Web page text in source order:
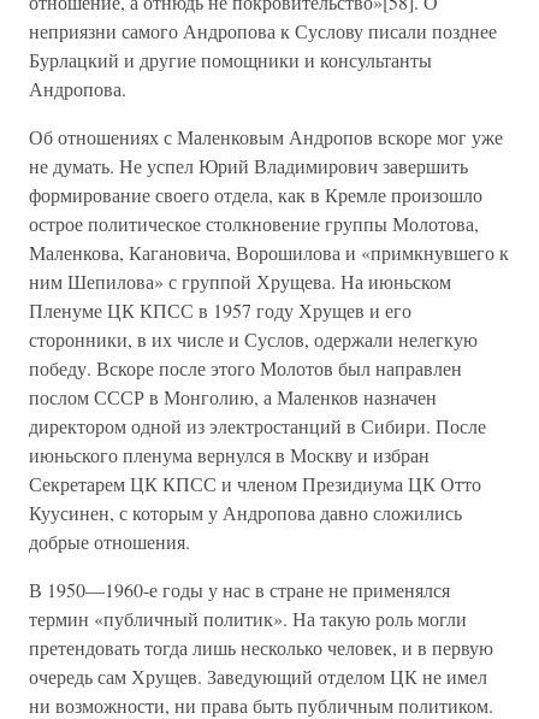
неприязни самого Андропова к Суслову писали позднее
Бурлацкий и другие помощники и консультанты
Андропова.
Об отношениях с Маленковым Андропов вскоре мог уже
не думать. Не успел Юрий Владимирович завершить
формирование своего отдела, как в Кремле произошло
острое политическое столкновение группы Молотова,
Маленкова, Кагановича, Ворошилова и «примкнувшего к
ним Шепилова» с группой Хрущева. На июньском
Пленуме ЦК КПСС в 1957 году Хрущев и его
сторонники, в их числе и Суслов, одержали нелегкую
победу. Вскоре после этого Молотов был направлен
послом СССР в Монголию, а Маленков назначен
директором одной из электростанций в Сибири. После
июньского пленума вернулся в Москву и избран
Секретарем ЦК КПСС и членом Президиума ЦК Отто
Куусинен, с которым у Андропова давно сложились
добрые отношения.
В 1950—1960-е годы у нас в стране не применялся
термин «публичный политик». На такую роль могли
претендовать тогда лишь несколько человек, и в первую
очередь сам Хрущев. Заведующий отделом ЦК не имел
ни возможности, ни права быть публичным политиком.